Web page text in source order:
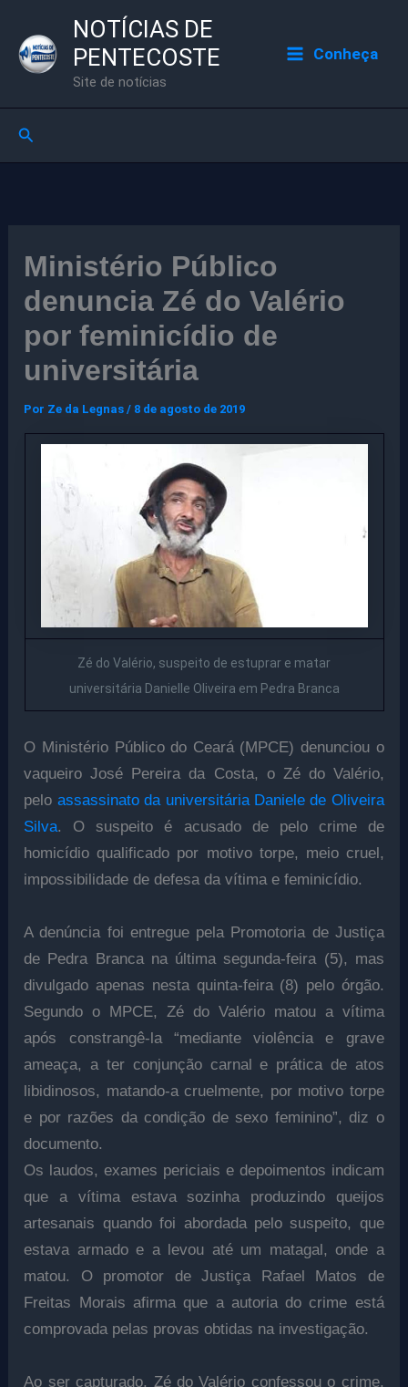
para
NOTÍCIAS DE
PENTECOSTE
Site de notícias
Conheça
Pesquisar
Ministério Público
denuncia Zé do Valério
por feminicídio de
universitária
Por Ze da Legnas/ 8 de agosto de 2019
Zé do Valério, suspeito de estuprar e matar
universitária Danielle Oliveira em Pedra Branca
O Ministério Público do Ceará (MPCE) denunciou o
vaqueiro José Pereira da Costa, o Zé do Valério,
pelo assassinato da universitária Daniele de Oliveira
Silva. O suspeito é acusado de pelo crime de
homicídio qualificado por motivo torpe, meio cruel,
impossibilidade de defesa da vítima e feminicídio.
A denúncia foi entregue pela Promotoria de Justiça
de Pedra Branca na última segunda-feira (5), mas
divulgado apenas nesta quinta-feira (8) pelo órgão.
Segundo o MPCE, Zé do Valério matou a vítima
após constrangê-la “mediante violência e grave
ameaça, a ter conjunção carnal e prática de atos
libidinosos, matando-a cruelmente, por motivo torpe
e por razões da condição de sexo feminino”, diz o
documento.
Os laudos, exames periciais e depoimentos indicam
que a vítima estava sozinha produzindo queijos
artesanais quando foi abordada pelo suspeito, que
estava armado e a levou até um matagal, onde a
matou. O promotor de Justiça Rafael Matos de
Freitas Morais afirma que a autoria do crime está
comprovada pelas provas obtidas na investigação.
Ao ser capturado, Zé do Valério confessou o crime,